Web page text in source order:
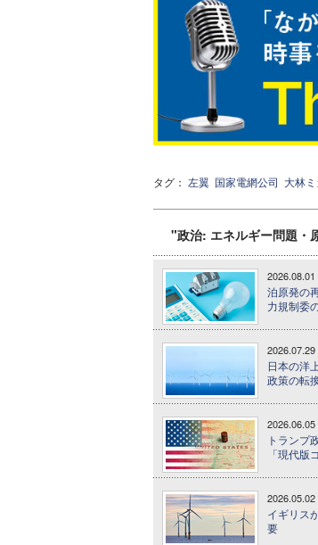
タグ： 左翼 国家電網公司 大林ミ
"政治: エネルギー問題・
2026.08.01
泊原発の
力規制委
2026.07.29
日本の洋
政策の転
2026.06.05
トランプ
「現代版
2026.05.02
イギリス
要